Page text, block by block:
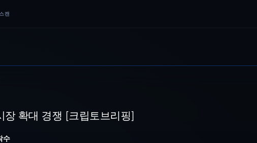
스캔
테이블포인트 결제 이미지. 사진=뉴스1 [파이낸셜뉴스] 글로벌 결제 인프라
확대 경쟁 [크립토브리핑]
수